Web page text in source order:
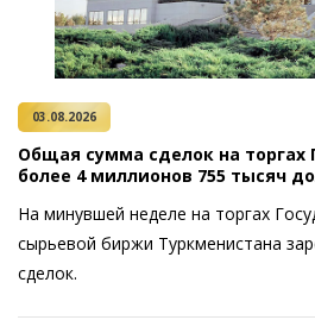
03.08.2026
Общая сумма сделок на торгах
более 4 миллионов 755 тысяч
На минувшей неделе на торгах
сырьевой биржи Туркменистана
сделок.